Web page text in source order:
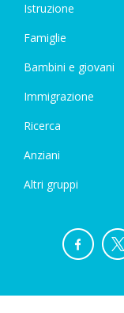
Istruzione
Famiglie
Bambini e giovani
Immigrazione
Ricerca
Anziani
Altri gruppi